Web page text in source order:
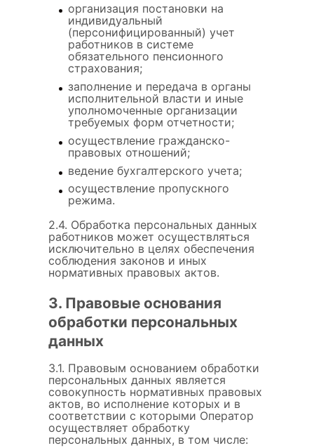
организация постановки на
индивидуальный
(персонифицированный) учет
работников в системе
обязательного пенсионного
страхования;
заполнение и передача в органы
исполнительной власти и иные
уполномоченные организации
требуемых форм отчетности;
осуществление гражданско-
правовых отношений;
ведение бухгалтерского учета;
осуществление пропускного
режима.
2.4. Обработка персональных данных
работников может осуществляться
исключительно в целях обеспечения
соблюдения законов и иных
нормативных правовых актов.
3. Правовые основания
обработки персональных
данных
3.1. Правовым основанием обработки
персональных данных является
совокупность нормативных правовых
актов, во исполнение которых и в
соответствии с которыми Оператор
осуществляет обработку
персональных данных, в том числе: